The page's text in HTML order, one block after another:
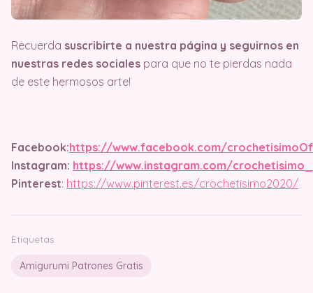
Recuerda suscribirte a nuestra página y seguirnos en
nuestras redes sociales para que no te pierdas nada
de este hermosos arte!
Facebook:https://www.facebook.com/
Instagram: https://www.instagram.com/
Pinterest: https://www.pinterest.es/crochetisimo2020/
Etiquetas
Amigurumi Patrones Gratis